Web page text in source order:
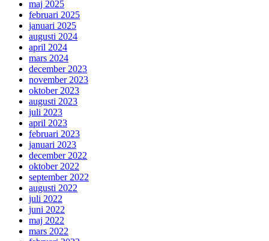
maj 2025
februari 2025
januari 2025
augusti 2024
april 2024
mars 2024
december 2023
november 2023
oktober 2023
augusti 2023
juli 2023
april 2023
februari 2023
januari 2023
december 2022
oktober 2022
september 2022
augusti 2022
juli 2022
juni 2022
maj 2022
mars 2022